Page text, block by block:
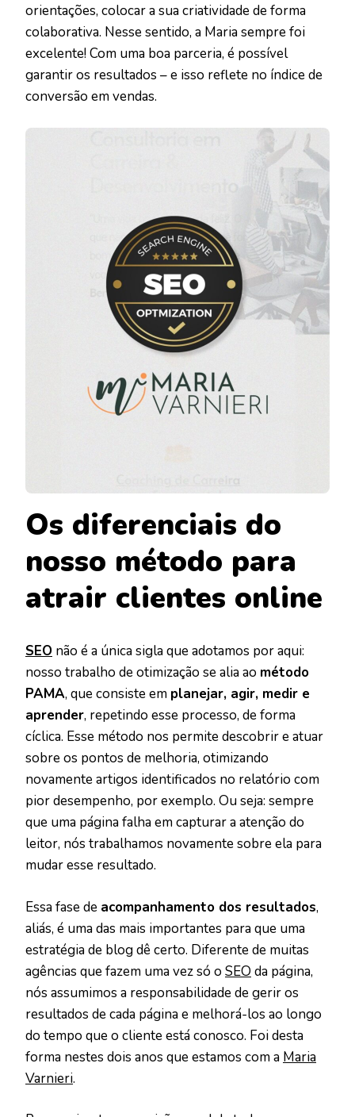
orientações, colocar a sua criatividade de forma
colaborativa. Nesse sentido, a Maria sempre foi
excelente! Com uma boa parceria, é possível
garantir os resultados – e isso reflete no índice de
conversão em vendas.
Os diferenciais do
nosso método para
atrair clientes online
SEO não é a única sigla que adotamos por aqui:
nosso trabalho de otimização se alia ao método
PAMA, que consiste em planejar, agir, medir e
aprender, repetindo esse processo, de forma
cíclica. Esse método nos permite descobrir e atuar
sobre os pontos de melhoria, otimizando
novamente artigos identificados no relatório com
pior desempenho, por exemplo. Ou seja: sempre
que uma página falha em capturar a atenção do
leitor, nós trabalhamos novamente sobre ela para
mudar esse resultado.
Essa fase de acompanhamento dos resultados,
aliás, é uma das mais importantes para que uma
estratégia de blog dê certo. Diferente de muitas
agências que fazem uma vez só o SEO da página,
nós assumimos a responsabilidade de gerir os
resultados de cada página e melhorá-los ao longo
do tempo que o cliente está conosco. Foi desta
forma nestes dois anos que estamos com a Maria
Varnieri.